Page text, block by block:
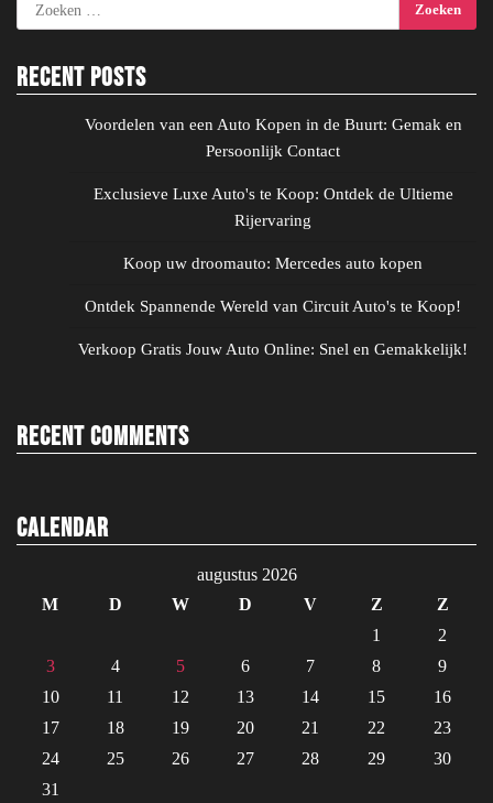
naar:
Recent Posts
Voordelen van een Auto Kopen in de Buurt: Gemak en
Persoonlijk Contact
Exclusieve Luxe Auto's te Koop: Ontdek de Ultieme
Rijervaring
Koop uw droomauto: Mercedes auto kopen
Ontdek Spannende Wereld van Circuit Auto's te Koop!
Verkoop Gratis Jouw Auto Online: Snel en Gemakkelijk!
Recent Comments
Calendar
augustus 2026
M
D W D V Z
Z
1
2
3
4 5 6 7 8
9
10
11 12 13 14 15
16
17
18 19 20 21 22
23
24
25 26 27 28 29
30
31